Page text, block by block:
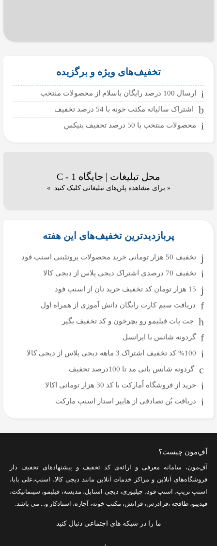
تخفیف‌های ویژه و برگزیده
ارسال 100 درصد رایگان باسلام از محصولات منتخب
اشتراک سالیانه مکتب خونه با 54 درصد تخفیف
محصولات منتخب با 50 درصد تخفیف بنیکس
محل تبلیغات | جایگاه C - 1
« برای مشاهده پلن‌های تبلیغاتی کلیک کنید. »
پربازدیدترین تخفیف‌های این هفته
تخفیف 50 هزار تومانی خرید محصولات پروتئینی اسنپ فود
تخفیف 70 درصدی اشتراک دیجی پلاس از دیجی کالا
15 هزار تومان کد تخفیف خرید نان از اسنپ فود
دریافت سیم کارت رایگان دانش آموزی از همراه اول
جت پات فیلیمو رو بچرخون و کد تخفیف بگیر
گردونه شانس با ایرانسل
%100 کد تخفیف اشتراک 3 ماهه دیجی پلاس از دیجی کالا
گردونه شانس بانی مد تا 100درصد تخفیف
خرید از فروشگاه اُمارکت با کد 30 هزار تومانی اکالا
دریافت بُن تصادفی از هایپر استار اسنپ مارکت
آفِ‌مون چیست؟
آفِ‌مون، سامانه معرفی و ارائه‌یکد تخفیف و پیشنهادهای تخفیف دار
فروشگاه‌های آنلاین و مراکز خدمات آنلاین مانند دیجی کالا، اسنپ،علی بابا،
اسنپ تریپ، اسنپ فود ، چیلیوری، دیجی استایل، مدیسه، فیلیمو، سینماتیکت،
فیدیبو، طاقچه ،فرادرس، فرانش، مکتب خونه، آچاره، استادکار و... می باشد.
ما را در شبکه های اجتماعی دنبال کنید